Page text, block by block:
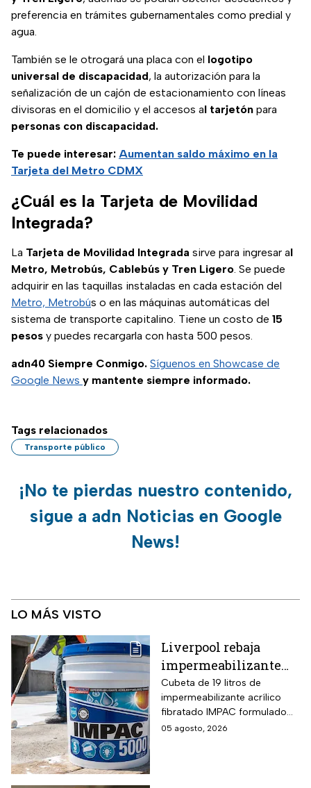
preferencia en trámites gubernamentales como predial y
agua.
También se le otrogará una placa con el logotipo
universal de discapacidad, la autorización para la
señalización de un cajón de estacionamiento con líneas
divisoras en el domicilio y el accesos al tarjetón para
personas con discapacidad.
Te puede interesar: Aumentan saldo máximo en la
Tarjeta del Metro CDMX
¿Cuál es la Tarjeta de Movilidad
Integrada?
La Tarjeta de Movilidad Integrada sirve para ingresar al
Metro, Metrobús, Cablebús y Tren Ligero. Se puede
adquirir en las taquillas instaladas en cada estación del
Metro, Metrobús o en las máquinas automáticas del
sistema de transporte capitalino. Tiene un costo de 15
pesos y puedes recargarla con hasta 500 pesos.
adn40 Siempre Conmigo. Síguenos en Showcase de
Google News y mantente siempre informado.
Tags relacionados
Transporte público
¡No te pierdas nuestro contenido,
sigue a adn Noticias en Google
News!
LO MÁS VISTO
Liverpool rebaja
impermeabilizante
fibratado IMPAC de 19
litros y secado rápido
de 4-6 horas con hasta
13 MSI
Cubeta de 19 litros de
impermeabilizante acrílico
fibratado IMPAC formulado
con base agua, resinas
05 agosto, 2026